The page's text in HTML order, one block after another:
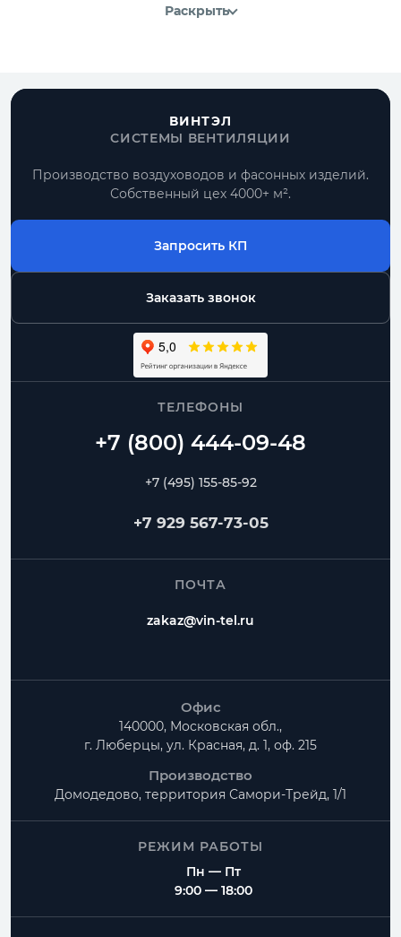
Раскрыть
ВИНТЭЛ
СИСТЕМЫ ВЕНТИЛЯЦИИ
Производство воздуховодов и фасонных изделий.
Собственный цех 4000+ м².
Запросить КП
Заказать звонок
ТЕЛЕФОНЫ
+7 (495) 155-85-92
+7 929 567-73-05
ПОЧТА
zakaz@vin-tel.ru
Офис
140000, Московская обл.,
г. Люберцы, ул. Красная, д. 1, оф. 215
Производство
Домодедово, территория Самори-Трейд, 1/1
РЕЖИМ РАБОТЫ
Пн — Пт
9:00 — 18:00